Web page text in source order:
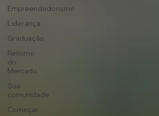
Empreendedorismo
Liderança
Graduação
Resumo
do
Mercado
Sua
comunidade
Começar